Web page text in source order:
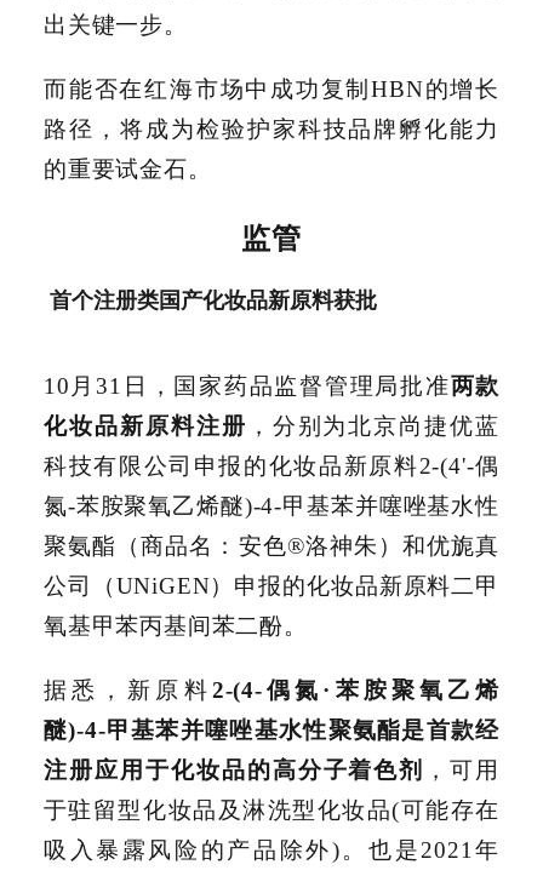
出关键一步。
而能否在红海市场中成功复制HBN的增长
路径，将成为检验护家科技品牌孵化能力
的重要试金石。
监管
首个注册类国产化妆品新原料获批
10月31日，国家药品监督管理局批准两款
化妆品新原料注册 ，分别为北京尚捷优蓝
科技有限公司申报的化妆品新原料2-(4'-偶
氮-苯胺聚氧乙烯醚)-4-甲基苯并噻唑基水性
聚氨酯（商品名：安色®洛神朱）和优旎真
公司（UNiGEN）申报的化妆品新原料二甲
氧基甲苯丙基间苯二酚。
据悉，新原料2-(4-偶氮·苯胺聚氧乙烯
醚)-4-甲基苯并噻唑基水性聚氨酯是首款经
注册应用于化妆品的高分子着色剂
，可用
于驻留型化妆品及淋洗型化妆品(可能存在
吸入暴露风险的产品除外)。也是2021年